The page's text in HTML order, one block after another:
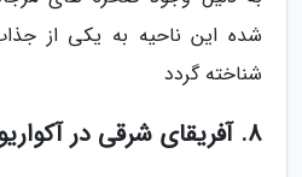
شده این ناحیه به یکی از
شناخته گردد
8. آفریقای شرقی در آکواریوم S.E.A